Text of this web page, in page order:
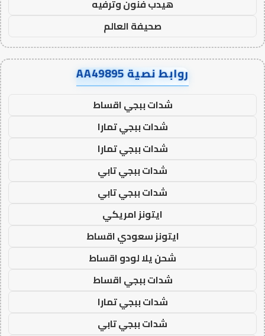
هيدب فنون وترفيه
صحيفة العالم
روابط نصية AA49895
شدات ببجي اقساط
شدات ببجي تمارا
شدات ببجي تمارا
شدات ببجي تابي
شدات ببجي تابي
ايتونز امريكي
ايتونز سعودي اقساط
شحن يلا لودو اقساط
شدات ببجي اقساط
شدات ببجي تمارا
شدات ببجي تابي